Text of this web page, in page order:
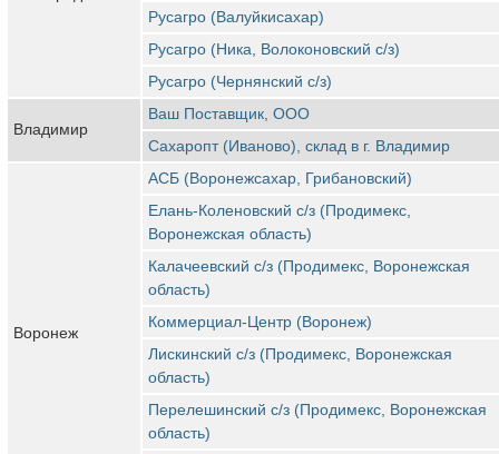
Русагро (Валуйкисахар)
Русагро (Ника, Волоконовский с/з)
Русагро (Чернянский с/з)
Владимир
Ваш Поставщик, ООО
Сахаропт (Иваново), склад в г. Владимир
Воронеж
АСБ (Воронежсахар, Грибановский)
Елань-Коленовский с/з (Продимекс,
Воронежская область)
Калачеевский с/з (Продимекс, Воронежская
область)
Коммерциал-Центр (Воронеж)
Лискинский с/з (Продимекс, Воронежская
область)
Перелешинский с/з (Продимекс, Воронежская
область)